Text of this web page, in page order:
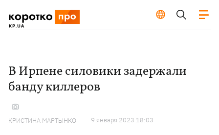
В Ирпене силовики задержали
банду киллеров
КРИСТИНА МАРТЫНКО 9 января 2023 18:03